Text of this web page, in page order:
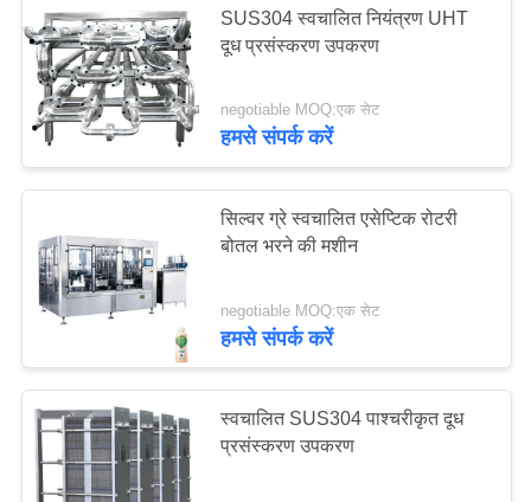
SUS304 स्वचालित नियंत्रण UHT
दूध प्रसंस्करण उपकरण
negotiable MOQ:एक सेट
हमसे संपर्क करें
सिल्वर ग्रे स्वचालित एसेप्टिक रोटरी
बोतल भरने की मशीन
negotiable MOQ:एक सेट
हमसे संपर्क करें
स्वचालित SUS304 पाश्चरीकृत दूध
प्रसंस्करण उपकरण